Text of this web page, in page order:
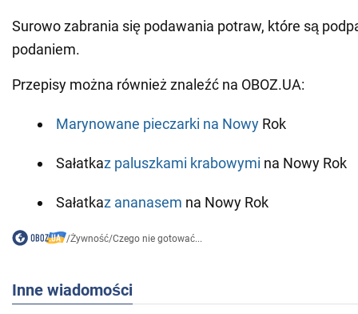
Surowo zabrania się podawania potraw, które są
podaniem.
Przepisy można również znaleźć na OBOZ.UA:
Marynowane pieczarki na Nowy Rok
Sałatkaz paluszkami krabowymi na Nowy Rok
Sałatkaz ananasem na Nowy Rok
/Żywność/Czego nie gotować...
Inne wiadomości